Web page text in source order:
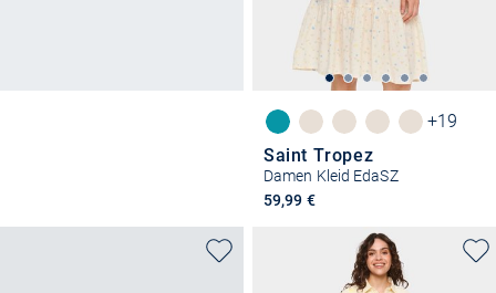
+19
Saint Tropez
Damen Kleid EdaSZ
59,99 €